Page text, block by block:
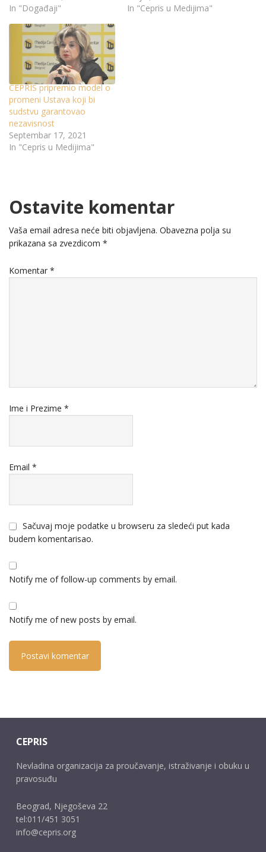
In "Događaji"
In "Cepris u Medijima"
CEPRIS pripremio model o
promeni Ustava koji bi
sudstvu garantovao
nezavisnost
Septembar 17, 2021
In "Cepris u Medijima"
Ostavite komentar
Vaša email adresa neće biti objavljena. Obavezna polja su
prikazana sa zvezdicom *
Komentar *
Ime i Prezime *
Email *
Sačuvaj moje podatke u browseru za sledeći put kada
budem komentarisao.
Notify me of follow-up comments by email.
Notify me of new posts by email.
CEPRIS
Nevladina organizacija za proučavanje, istraživanje i obuku u
pravosuđu
Beograd, Njegoševa 22
tel:011/451 3051
info@cepris.org